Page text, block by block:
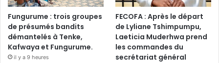
Fungurume : trois groupes
de présumés bandits
démantelés à Tenke,
Kafwaya et Fungurume.
il y a 9 heures
FECOFA : Après le départ
de Lyliane Tshimpumpu,
Laeticia Muderhwa prend
les commandes du
secrétariat général